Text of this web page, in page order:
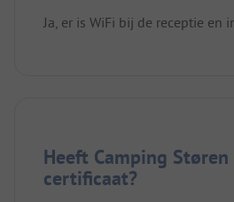
Ja, er is WiFi bij de receptie en
Heeft Camping Støren
certificaat?